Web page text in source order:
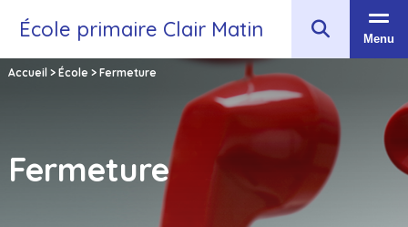
École primaire Clair Matin Menu
Accueil > École > Fermeture
Fermeture